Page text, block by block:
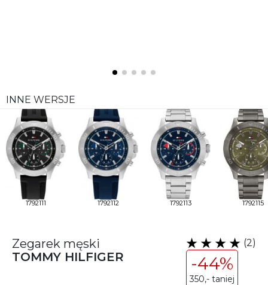
INNE WERSJE
1792111 1792112 1792113 1792115
Zegarek męski
TOMMY HILFIGER
(2)
-44%
350,- taniej